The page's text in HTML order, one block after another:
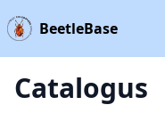
BeetleBase
Catalogus